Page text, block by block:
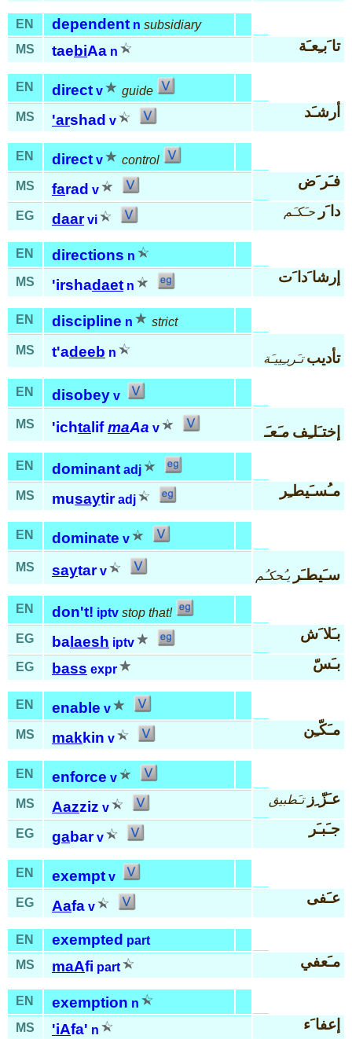
EN dependent n subsidiary
MS
taebiAa n تا َبـِعـَة
EN direct v
guide
MS
'arshad v
أرشـَد
EN direct v
control
MS
farad v
فـَر َض
EG daar vi
دا َر حـَكـَم
EN directions n
MS
'irshadaet n
إرشا َدا َت
EN discipline n strict
MS t'adeeb n تأديب تـَربـِييـَة
EN disobey v
MS 'ichta lifmaAa v إختـَلـِفمـَعـَ
EN dominant adj
MS
musaytir adj
مـُسـَيطـِر
EN dominate v
MS saytar v سـَيطـَر يـُحكـُم
EN don't! iptv stop that!
EG
ba laesh iptv
بـَلا َش
EG bass expr بـَسّ
EN enable v
MS
makkin v
مـَكّـِن
EN enforce v
MS
Aazziz v
عـَزّ ِز تـَطبيق
EG gabar v
جـَبـَر
EN exempt v
EG
Aafa v
عـَفى
EN exempted part
MS
maAfi part مـَعفي
EN exemption n
MS
'iAfa' n إعفا َء